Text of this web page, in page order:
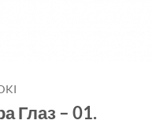
Глаз – 01.